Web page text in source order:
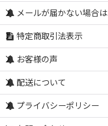
メールが届かない場合は
特定商取引法表示
お客様の声
配送について
プライバシーポリシー